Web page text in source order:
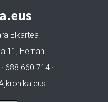
Elkartea
11, Hernani
688 660 714 ·